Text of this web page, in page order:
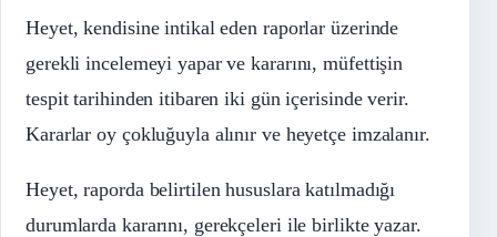
Heyet, kendisine intikal eden raporlar üzerinde
gerekli incelemeyi yapar ve kararını, müfettişin
tespit tarihinden itibaren iki gün içerisinde verir.
Kararlar oy çokluğuyla alınır ve heyetçe imzalanır.
Heyet, raporda belirtilen hususlara katılmadığı
durumlarda kararını, gerekçeleri ile birlikte yazar.